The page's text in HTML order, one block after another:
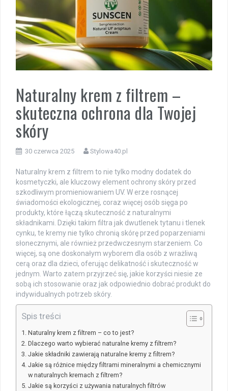
Naturalny krem z filtrem –
skuteczna ochrona dla Twojej
skóry
30 czerwca 2025 Stylowa40.pl
Naturalny krem z filtrem to nie tylko modny dodatek do
kosmetyczki, ale kluczowy element ochrony skóry przed
szkodliwym promieniowaniem UV. W erze rosnącej
świadomości ekologicznej, coraz więcej osób sięga po
produkty, które łączą skuteczność z naturalnymi
składnikami. Dzięki takim filtra jak dwutlenek tytanu i tlenek
cynku, te kremy nie tylko chronią skórę przed poparzeniami
słonecznymi, ale również przedwczesnym starzeniem. Co
więcej, są one doskonałym wyborem dla osób z wrażliwą
cerą oraz dla dzieci, oferując delikatność i skuteczność w
jednym. Warto zatem przyjrzeć się, jakie korzyści niesie ze
sobą ich stosowanie oraz jak odpowiednio dobrać produkt do
indywidualnych potrzeb skóry.
Spis treści
Naturalny krem z filtrem – co to jest?
Dlaczego warto wybierać naturalne kremy z filtrem?
Jakie składniki zawierają naturalne kremy z filtrem?
Jakie są różnice między filtrami mineralnymi a chemicznymi
w naturalnych kremach z filtrem?
Jakie są korzyści z używania naturalnych filtrów